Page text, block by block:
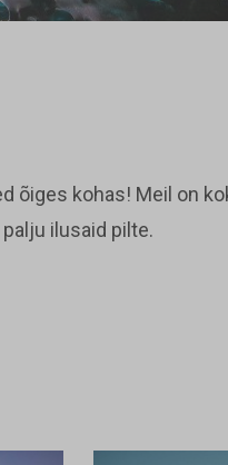
õiges kohas! Meil on
ilusaid pilte.